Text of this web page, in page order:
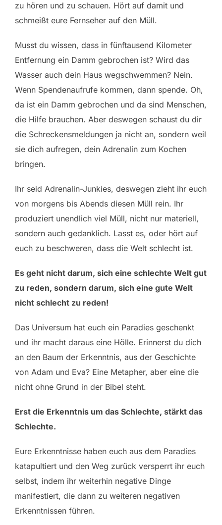
zu hören und zu schauen. Hört auf damit und
schmeißt eure Fernseher auf den Müll.
Musst du wissen, dass in fünftausend Kilometer
Entfernung ein Damm gebrochen ist? Wird das
Wasser auch dein Haus wegschwemmen? Nein.
Wenn Spendenaufrufe kommen, dann spende. Oh,
da ist ein Damm gebrochen und da sind Menschen,
die Hilfe brauchen. Aber deswegen schaust du dir
die Schreckensmeldungen ja nicht an, sondern weil
sie dich aufregen, dein Adrenalin zum Kochen
bringen.
Ihr seid Adrenalin-Junkies, deswegen zieht ihr euch
von morgens bis Abends diesen Müll rein. Ihr
produziert unendlich viel Müll, nicht nur materiell,
sondern auch gedanklich. Lasst es, oder hört auf
euch zu beschweren, dass die Welt schlecht ist.
Es geht nicht darum, sich eine schlechte Welt gut
zu reden, sondern darum, sich eine gute Welt
nicht schlecht zu reden!
Das Universum hat euch ein Paradies geschenkt
und ihr macht daraus eine Hölle. Erinnerst du dich
an den Baum der Erkenntnis, aus der Geschichte
von Adam und Eva? Eine Metapher, aber eine die
nicht ohne Grund in der Bibel steht.
Erst die Erkenntnis um das Schlechte, stärkt das
Schlechte.
Eure Erkenntnisse haben euch aus dem Paradies
katapultiert und den Weg zurück versperrt ihr euch
selbst, indem ihr weiterhin negative Dinge
manifestiert, die dann zu weiteren negativen
Erkenntnissen führen.